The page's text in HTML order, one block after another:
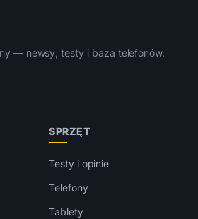
— newsy, testy i baza telefonów.
SPRZĘT
Testy i opinie
Telefony
Tablety